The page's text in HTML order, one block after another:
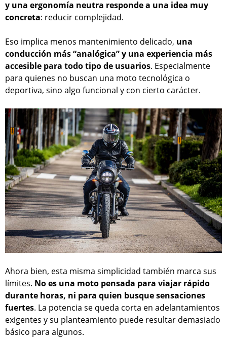
y una ergonomía neutra responde a una idea muy
concreta: reducir complejidad.
Eso implica menos mantenimiento delicado, una
conducción más “analógica” y una experiencia más
accesible para todo tipo de usuarios. Especialmente
para quienes no buscan una moto tecnológica o
deportiva, sino algo funcional y con cierto carácter.
Ahora bien, esta misma simplicidad también marca sus
límites. No es una moto pensada para viajar rápido
durante horas, ni para quien busque sensaciones
fuertes. La potencia se queda corta en adelantamientos
exigentes y su planteamiento puede resultar demasiado
básico para algunos.